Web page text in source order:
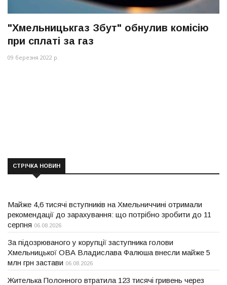
"Хмельницькгаз Збут" обнулив комісію
при сплаті за газ
09 березня 2022 р.
СТРІЧКА НОВИН
Майже 4,6 тисячі вступників на Хмельниччині отримали
рекомендації до зарахування: що потрібно зробити до 11
серпня 06.08.2026
За підозрюваного у корупції заступника голови
Хмельницької ОВА Владислава Фалюша внесли майже 5
млн грн застави 06.08.2026
Жителька Полонного втратила 123 тисячі гривень через